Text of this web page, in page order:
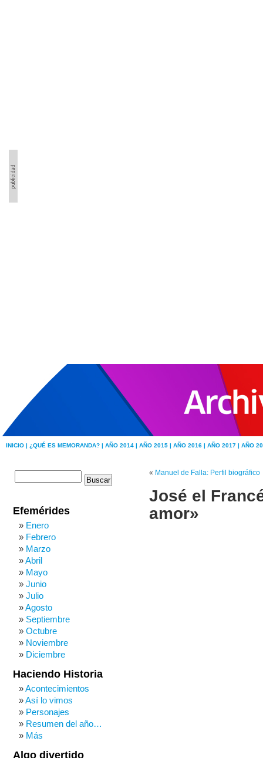
INICIO | ¿QUÉ ES MEMORANDA? | AÑO 2014 | AÑO 2015 | AÑO 2016 | AÑO 2017 | AÑO
« Manuel de Falla: Perfil biográfico
José el
amor»
Efemérides
Enero
Febrero
Marzo
Abril
Mayo
Junio
Julio
Agosto
Septiembre
Octubre
Noviembre
Diciembre
Haciendo Historia
Acontecimientos
Así lo vimos
Personajes
Resumen del año…
Más
Algo divertido